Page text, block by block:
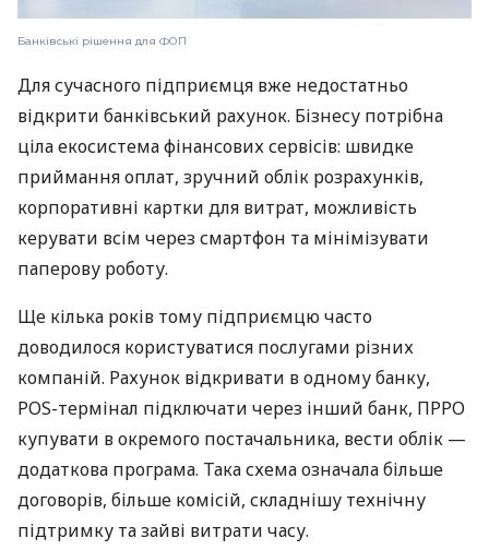
Банківські рішення для ФОП
Для сучасного підприємця вже недостатньо
відкрити банківський рахунок. Бізнесу потрібна
ціла екосистема фінансових сервісів: швидке
приймання оплат, зручний облік розрахунків,
корпоративні картки для витрат, можливість
керувати всім через смартфон та мінімізувати
паперову роботу.
Ще кілька років тому підприємцю часто
доводилося користуватися послугами різних
компаній. Рахунок відкривати в одному банку,
POS-термінал підключати через інший банк, ПРРО
купувати в окремого постачальника, вести облік —
додаткова програма. Така схема означала більше
договорів, більше комісій, складнішу технічну
підтримку та зайві витрати часу.